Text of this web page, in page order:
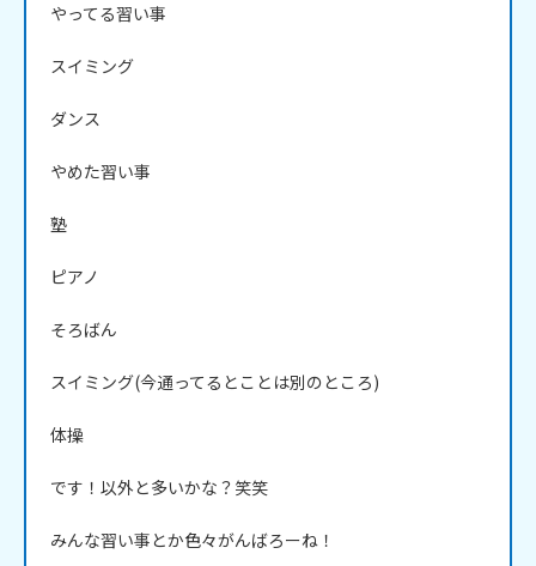
やってる習い事
スイミング
ダンス
やめた習い事
塾
ピアノ
そろばん
スイミング(今通ってるとことは別のところ)
体操
です！以外と多いかな？笑笑
みんな習い事とか色々がんばろーね！